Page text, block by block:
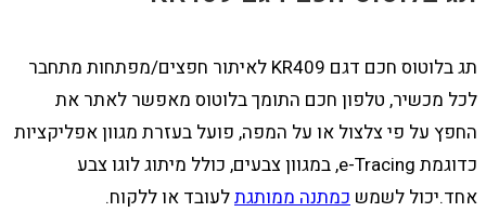
תג בלוטוס חכם דגם KR409 לאיתור חפצים/מפתחות מתחבר
לכל מכשיר, טלפון חכם התומך בלוטוס מאפשר לאתר את
החפץ על פי צלצול או על המפה, פועל בעזרת מגוון אפליקציות
כדוגמת e-Tracing, במגוון צבעים, כולל מיתוג לוגו צבע
אחד.יכול לשמש כמתנה ממותגתלעובד או ללקוח.